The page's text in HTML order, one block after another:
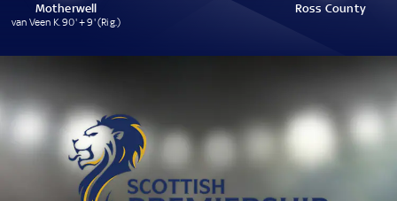
Motherwell
van Veen K. 90' + 9' (Rig.)
Ross County